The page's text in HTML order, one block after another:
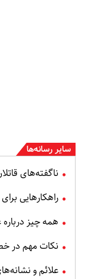
سایر رسانه‌ها
ناگفته‌های
راهکارهایی
همه چیز
نکات مهم در
علائم و